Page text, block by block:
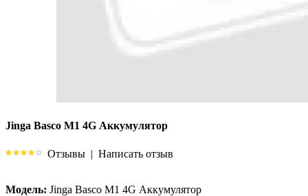
Jinga Basco M1 4G Аккумулятор
Отзывы | Написать отзыв
Модель: Jinga Basco M1 4G Аккумулятор